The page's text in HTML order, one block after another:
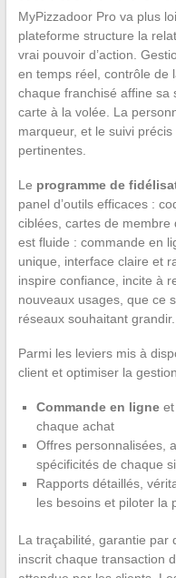
MyPizzadoor Pro va plus
plateforme structure la
vrai pouvoir d’action.
en temps réel, contrôle de
chaque franchisé affine sa
carte à la volée. La
marqueur, et le suivi
pertinentes.
Le programme de
panel d’outils efficaces :
ciblées, cartes de membre
est fluide : commande en
unique, interface claire et
inspire confiance, incite à
nouveaux usages, que ce
réseaux souhaitant grandir.
Parmi les leviers mis à
client et optimiser la
Commande en ligneet
chaque achat
Offres personnalisées,
spécificités de chaque
Rapports détaillés,
les besoins et piloter la
La traçabilité, garantie par
inscrit chaque transaction